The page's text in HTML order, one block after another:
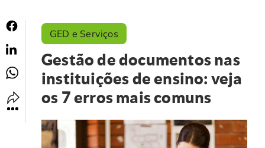
ArqSign
Soluções
Gestão de Documentos
Digitalização
Segmentos
RH Digital
Institucional
GED e Serviços
Gestão de documentos nas
instituições de ensino: veja
os 7 erros mais comuns